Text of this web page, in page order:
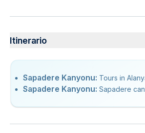
Itinerario
Sapadere Kanyonu: Tours in
Sapadere Kanyonu: Sapadere